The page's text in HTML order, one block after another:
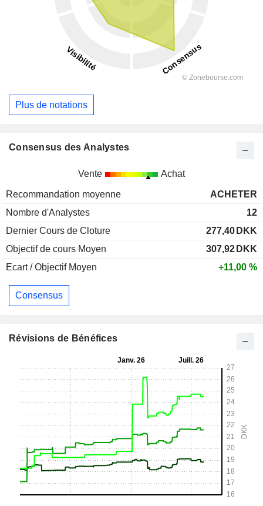
Plus de notations
Consensus des Analystes
Vente Achat
Recommandation moyenne
ACHETER
Nombre d'Analystes
12
Dernier Cours de Cloture
277,40 DKK
Objectif de cours Moyen
307,92 DKK
Ecart / Objectif Moyen
+11,00 %
Consensus
Révisions de Bénéfices